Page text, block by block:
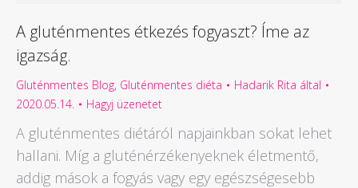
A gluténmentes étkezés fogyaszt? Íme az
igazság.
Gluténmentes Blog, Gluténmentes diéta Hadarik Rita által
2020.05.14.
Hagyj üzenetet
A gluténmentes diétáról napjainkban sokat lehet
hallani. Míg a gluténérzékenyeknek életmentő,
addig mások a fogyás vagy egy egészségesebb